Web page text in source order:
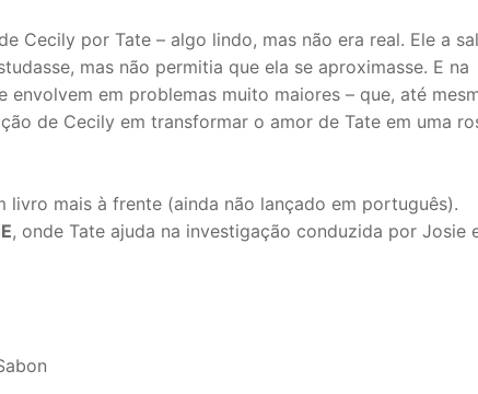
Cecily por Tate – algo lindo, mas não era real. Ele a
mas não permitia que ela se aproximasse. E na
em problemas muito maiores – que, até
de Cecily em transformar o amor de Tate em uma
livro mais à frente (ainda não lançado em português).
, onde Tate ajuda na investigação conduzida por Josie